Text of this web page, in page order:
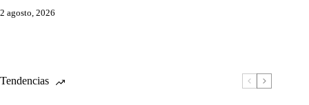
2 agosto, 2026
Tendencias